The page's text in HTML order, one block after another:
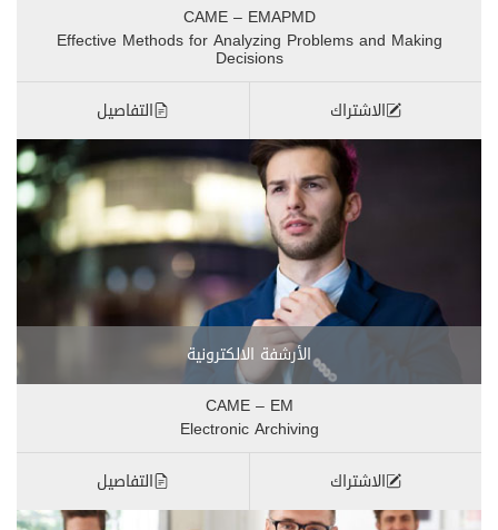
CAME – EMAPMD
Effective Methods for Analyzing Problems and Making
Decisions
الاشتراك
التفاصيل
الأرشفة الالكترونية
CAME – EM
Electronic Archiving
الاشتراك
التفاصيل